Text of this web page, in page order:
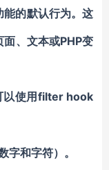
的默认行为。这
、文本或PHP变
以使用 filter hook
字和字符）。